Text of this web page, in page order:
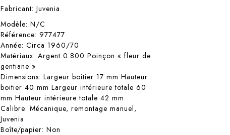
Fabricant: Juvenia
Modèle: N/C
Référence: 977477
Année: Circa 1960/70
Matériaux: Argent 0.800 Poinçon « fleur de
gentiane »
Dimensions: Largeur boitier 17 mm Hauteur
boitier 40 mm Largeur intérieure totale 60
mm Hauteur intérieure totale 42 mm
Calibre: Mécanique, remontage manuel,
Juvenia
Boîte/papier: Non